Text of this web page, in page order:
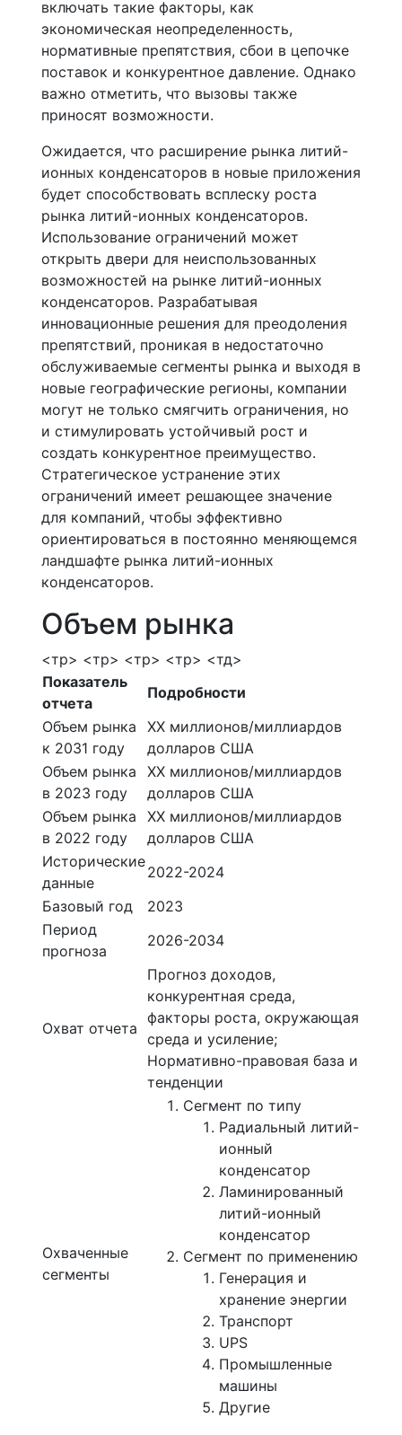
включать такие факторы, как
экономическая неопределенность,
нормативные препятствия, сбои в цепочке
поставок и конкурентное давление. Однако
важно отметить, что вызовы также
приносят возможности.
Ожидается, что расширение рынка литий-
ионных конденсаторов в новые приложения
будет способствовать всплеску роста
рынка литий-ионных конденсаторов.
Использование ограничений может
открыть двери для неиспользованных
возможностей на рынке литий-ионных
конденсаторов. Разрабатывая
инновационные решения для преодоления
препятствий, проникая в недостаточно
обслуживаемые сегменты рынка и выходя в
новые географические регионы, компании
могут не только смягчить ограничения, но
и стимулировать устойчивый рост и
создать конкурентное преимущество.
Стратегическое устранение этих
ограничений имеет решающее значение
для компаний, чтобы эффективно
ориентироваться в постоянно меняющемся
ландшафте рынка литий-ионных
конденсаторов.
Объем рынка
<тр> <тр> <тр> <тр> <тд>
Показатель
отчета
Подробности
Объем рынка
к 2031 году
ХХ миллионов/миллиардов
долларов США
Объем рынка
в 2023 году
ХХ миллионов/миллиардов
долларов США
Объем рынка
в 2022 году
ХХ миллионов/миллиардов
долларов США
Исторические
данные
2022-2024
Базовый год
2023
Период
прогноза
2026-2034
Охват отчета
Прогноз доходов,
конкурентная среда,
факторы роста, окружающая
среда и усиление;
Нормативно-правовая база и
тенденции
Охваченные
сегменты
Сегмент по типу
Радиальный литий-
ионный
конденсатор
Ламинированный
литий-ионный
конденсатор
Сегмент по применению
Генерация и
хранение энергии
Транспорт
UPS
Промышленные
машины
Другие